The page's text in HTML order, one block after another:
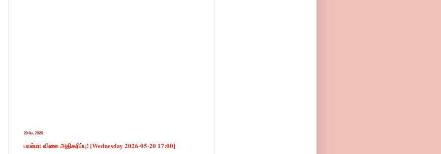
20 மே, 2026
பால்மா விலை அதிகரிப்பு! [Wednesday 2026-05-20 17:00]